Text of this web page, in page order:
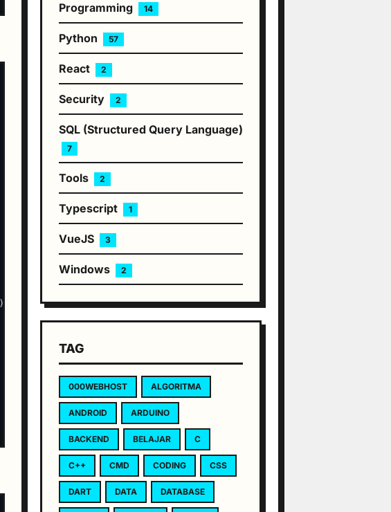
Programming 14
Python 57
React 2
Security 2
SQL (Structured Query Language)
7
Tools 2
Typescript 1
VueJS 3
Windows 2
TAG
000WEBHOST ALGORITMA
ANDROID ARDUINO
BACKEND BELAJAR C
C++ CMD CODING CSS
DART DATA DATABASE